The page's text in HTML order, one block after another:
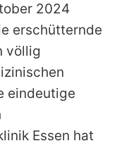
2024
erschütternde
völlig
eindeutige
Essen hat